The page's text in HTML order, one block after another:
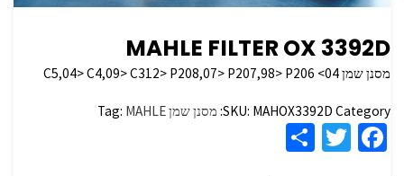
MAHLE FILTER OX 3392D
מסנן שמן C5,04> C4,09> C312> P208,07> P207,98> P206 <04
SKU: MAHOX3392D Category: מסנן שמן Tag: MAHLE
Fa
T